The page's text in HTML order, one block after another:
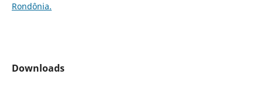
Rondônia.
Downloads